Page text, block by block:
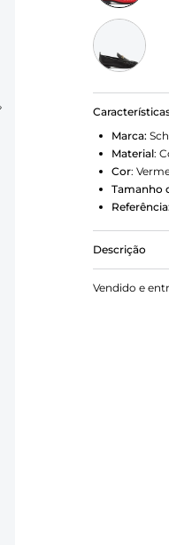
Marca:
Material:
Cor:
Tamanho
Referência:
Descrição
Incendeie
e o design
Vendido e